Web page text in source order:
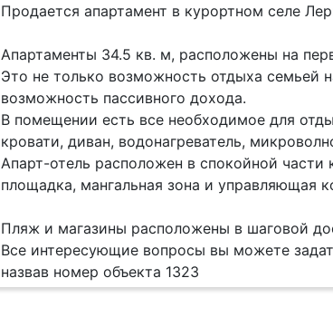
Продается апартамент в курортном селе
Апартаменты 34.5 кв. м, расположены на
Это не только возможность отдыха семьей
возможность пассивного дохода.
В помещении есть все необходимое для
кровати, диван, водонагреватель,
Апарт-отель расположен в спокойной части
площадка, мангальная зона и управляющая
Пляж и магазины расположены в шаговой
Все интересующие вопросы вы можете
назвав номер объекта 1323